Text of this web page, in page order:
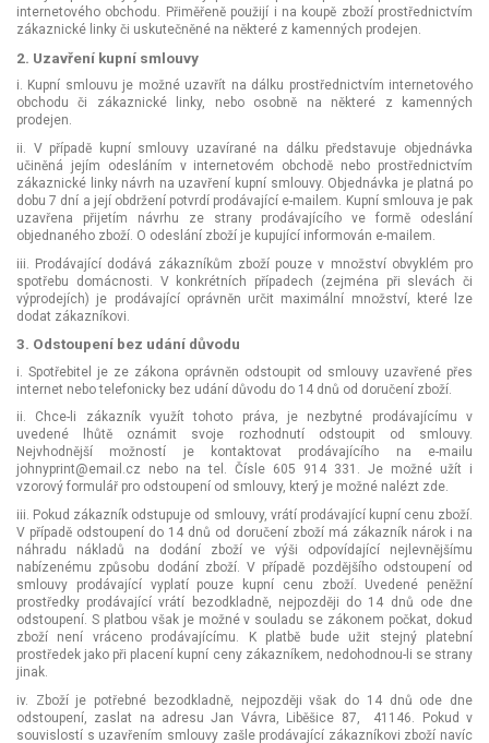
internetového obchodu. Přiměřeně použijí i na koupě zboží prostřednictvím
zákaznické linky či uskutečněné na některé z kamenných prodejen.
2. Uzavření kupní smlouvy
i. Kupní smlouvu je možné uzavřít na dálku prostřednictvím internetového
obchodu či zákaznické linky, nebo osobně na některé z kamenných
prodejen.
ii. V případě kupní smlouvy uzavírané na dálku představuje objednávka
učiněná jejím odesláním v internetovém obchodě nebo prostřednictvím
zákaznické linky návrh na uzavření kupní smlouvy. Objednávka je platná po
dobu 7 dní a její obdržení potvrdí prodávající e-mailem. Kupní smlouva je pak
uzavřena přijetím návrhu ze strany prodávajícího ve formě odeslání
objednaného zboží. O odeslání zboží je kupující informován e-mailem.
iii. Prodávající dodává zákazníkům zboží pouze v množství obvyklém pro
spotřebu domácnosti. V konkrétních případech (zejména při slevách či
výprodejích) je prodávající oprávněn určit maximální množství, které lze
dodat zákazníkovi.
3. Odstoupení bez udání důvodu
i. Spotřebitel je ze zákona oprávněn odstoupit od smlouvy uzavřené přes
internet nebo telefonicky bez udání důvodu do 14 dnů od doručení zboží.
ii. Chce-li zákazník využít tohoto práva, je nezbytné prodávajícímu v
uvedené lhůtě oznámit svoje rozhodnutí odstoupit od smlouvy.
Nejvhodnější možností je kontaktovat prodávajícího na e-mailu
johnyprint@email.cz nebo na tel. Čísle 605 914 331. Je možné užít i
vzorový formulář pro odstoupení od smlouvy, který je možné nalézt zde.
iii. Pokud zákazník odstupuje od smlouvy, vrátí prodávající kupní cenu zboží.
V případě odstoupení do 14 dnů od doručení zboží má zákazník nárok i na
náhradu nákladů na dodání zboží ve výši odpovídající nejlevnějšímu
nabízenému způsobu dodání zboží. V případě pozdějšího odstoupení od
smlouvy prodávající vyplatí pouze kupní cenu zboží. Uvedené peněžní
prostředky prodávající vrátí bezodkladně, nejpozději do 14 dnů ode dne
odstoupení. S platbou však je možné v souladu se zákonem počkat, dokud
zboží není vráceno prodávajícímu. K platbě bude užit stejný platební
prostředek jako při placení kupní ceny zákazníkem, nedohodnou-li se strany
jinak.
iv. Zboží je potřebné bezodkladně, nejpozději však do 14 dnů ode dne
odstoupení, zaslat na adresu Jan Vávra, Liběšice 87, 41146. Pokud v
souvislostí s uzavřením smlouvy zašle prodávající zákazníkovi zboží navíc